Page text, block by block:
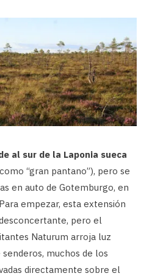
al sur de la Laponia sueca
“gran pantano”), pero se
en auto de Gotemburgo, en
empezar, esta extensión
pero el
Naturum arroja luz
muchos de los
directamente sobre el